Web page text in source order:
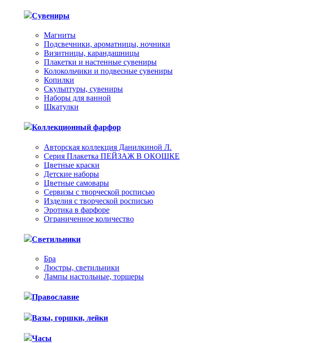
Сувениры
Магниты
Подсвечники, ароматницы, ночники
Визитницы, карандашницы
Плакетки и настенные сувениры
Колокольчики и подвесные сувениры
Копилки
Скульптуры, сувениры
Наборы для ванной
Шкатулки
Коллекционный фарфор
Авторская коллекция Данилкиной Л.
Серия Плакетка ПЕЙЗАЖ В ОКОШКЕ
Цветные краски
Детские наборы
Цветные самовары
Сервизы с творческой росписью
Изделия с творческой росписью
Эротика в фарфоре
Ограниченное количество
Светильники
Бра
Люстры, светильники
Лампы настольные, торшеры
Православие
Вазы, горшки, лейки
Часы